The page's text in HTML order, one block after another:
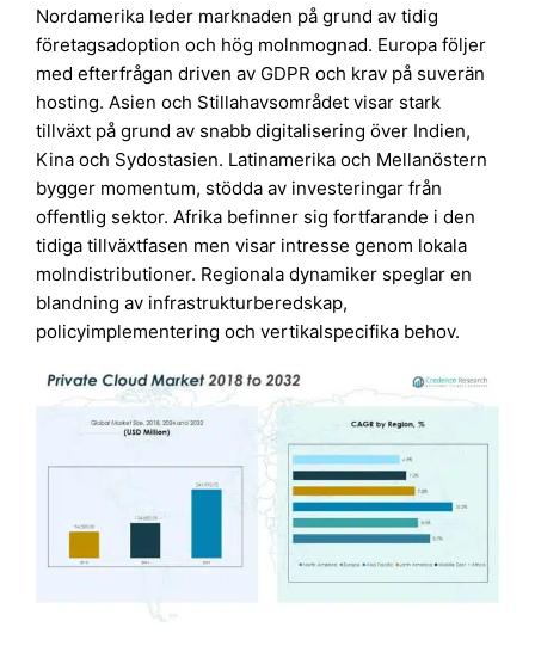
Nordamerika leder marknaden på grund av tidig
företagsadoption och hög molnmognad. Europa följer
med efterfrågan driven av GDPR och krav på suverän
hosting. Asien och Stillahavsområdet visar stark
tillväxt på grund av snabb digitalisering över Indien,
Kina och Sydostasien. Latinamerika och Mellanöstern
bygger momentum, stödda av investeringar från
offentlig sektor. Afrika befinner sig fortfarande i den
tidiga tillväxtfasen men visar intresse genom lokala
molndistributioner. Regionala dynamiker speglar en
blandning av infrastrukturberedskap,
policyimplementering och vertikalspecifika behov.